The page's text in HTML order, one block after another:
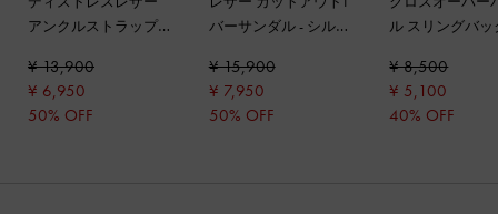
アンクルストラップサ
¥ 13,900
¥ 6,950
50% OFF
バーサンダル- シルバ
¥ 15,900
¥ 7,950
50% OFF
ル スリングバッ
¥ 8,500
¥ 5,100
40% OFF